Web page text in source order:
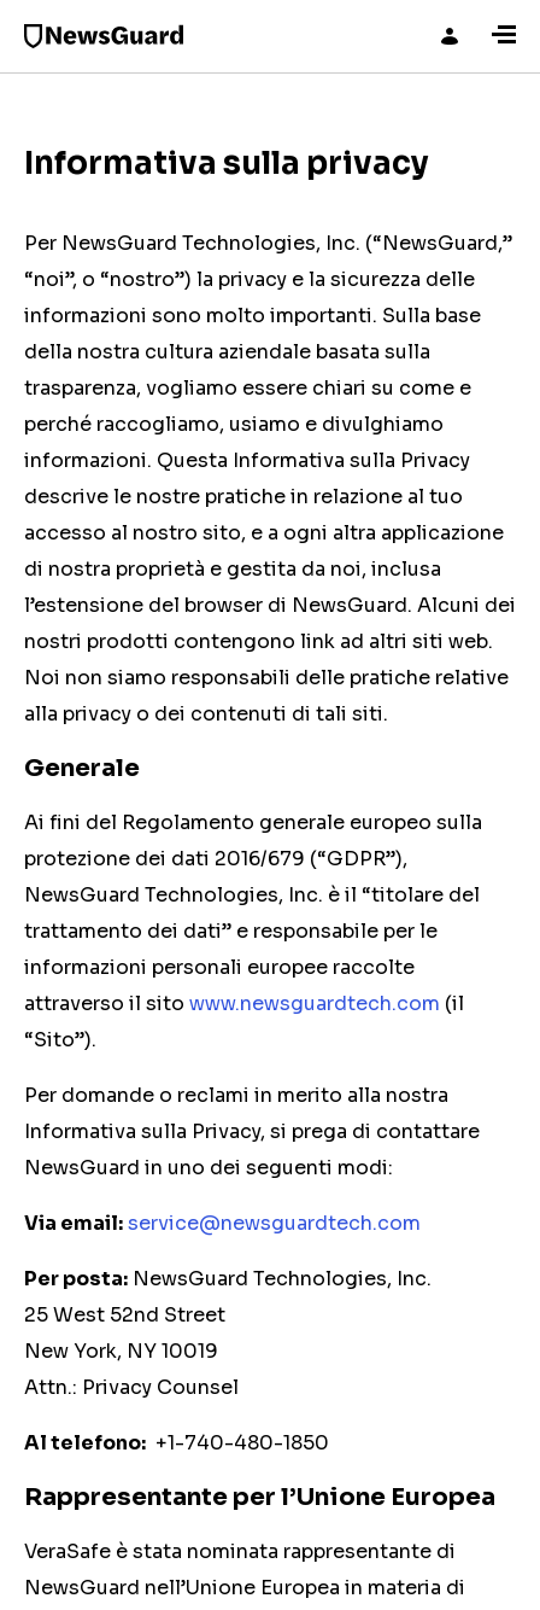
Informativa sulla privacy
Per NewsGuard Technologies, Inc. (“NewsGuard,”
“noi”, o “nostro”) la privacy e la sicurezza delle
informazioni sono molto importanti. Sulla base
della nostra cultura aziendale basata sulla
trasparenza, vogliamo essere chiari su come e
perché raccogliamo, usiamo e divulghiamo
informazioni. Questa Informativa sulla Privacy
descrive le nostre pratiche in relazione al tuo
accesso al nostro sito, e a ogni altra applicazione
di nostra proprietà e gestita da noi, inclusa
l’estensione del browser di NewsGuard. Alcuni dei
nostri prodotti contengono link ad altri siti web.
Noi non siamo responsabili delle pratiche relative
alla privacy o dei contenuti di tali siti.
Generale
Ai fini del Regolamento generale europeo sulla
protezione dei dati 2016/679 (“GDPR”),
NewsGuard Technologies, Inc. è il “titolare del
trattamento dei dati” e responsabile per le
informazioni personali europee raccolte
attraverso il sito www.newsguardtech.com (il
“Sito”).
Per domande o reclami in merito alla nostra
Informativa sulla Privacy, si prega di contattare
NewsGuard in uno dei seguenti modi:
Via email:service@newsguardtech.com
Per posta: NewsGuard Technologies, Inc.
25 West 52nd Street
New York, NY 10019
Attn.: Privacy Counsel
Al telefono: +1-740-480-1850
Rappresentante per l’Unione Europea
VeraSafe è stata nominata rappresentante di
NewsGuard nell’Unione Europea in materia di